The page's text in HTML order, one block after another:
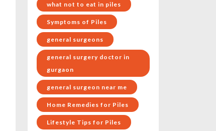
what not to eat in piles
Symptoms of Piles
general surgeons
general surgery doctor in
gurgaon
general surgeon near me
Home Remedies for Piles
Lifestyle Tips for Piles